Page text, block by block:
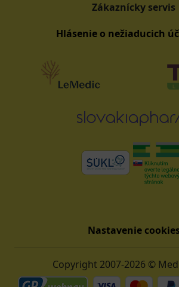
Zákaznícky servis
Hlásenie o nežiaducich
Nastavenie cookies
Copyright 2007-2026 ©